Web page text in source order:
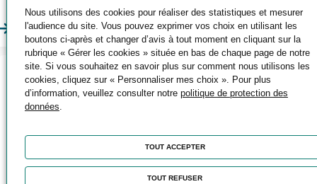
En savoir plus
S'INSCRIRE À UN
Pour découvrir nos formations, nos
métiers et visiter nos centres
Nous utilisons des cookies pour réaliser des statistiques et mesurer
l'audience du site. Vous pouvez exprimer vos choix en utilisant les
boutons ci-après et changer d’avis à tout moment en cliquant sur la
rubrique « Gérer les cookies » située en bas de chaque page de notre
site. Si vous souhaitez en savoir plus sur comment nous utilisons les
cookies, cliquez sur « Personnaliser mes choix ». Pour plus
d’information, veuillez consulter notre politique de protection des
données.
TOUT ACCEPTER
TOUT REFUSER